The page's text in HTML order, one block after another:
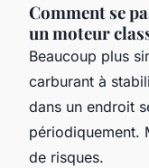
Comment se
un moteur
Beaucoup plus
carburant à
dans un endroit
périodiquement.
de risques.